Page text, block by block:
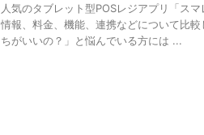
人気のタブレット型POSレジアプリ「ス
情報、料金、機能、連携などについて比
ちがいいの？」と悩んでいる方には ...